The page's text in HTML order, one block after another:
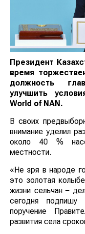
Президент
время
должность
улучшить
World of NAN .
В своих
внимание уделил
около 40 %
местности.
«Не зря в народе
это золотая
жизни сельчан –
сегодня
поручение
развития села